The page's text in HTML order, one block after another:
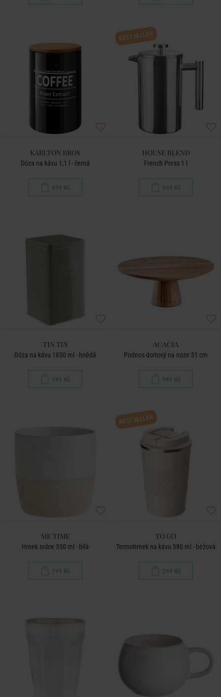
KARLTON BROS
Dóza na kávu 1,1 l - černá
499 Kč
BESTSELLER
HOUSE BLEND
French Press 1 l
949 Kč
TIN TIN
Dóza na kávu 1850 ml - hnědá
199 Kč
ACACIA
Podnos dortový na noze 31 cm
949 Kč
ME TIME
Hrnek srdce 350 ml - bílá
199 Kč
BESTSELLER
TO GO
Termohrnek na kávu 380 ml - béžová
299 Kč